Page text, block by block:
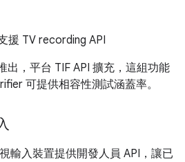
援 TV recording API
出，平台 TIF API 擴充，這組功能
可提供相容性測試涵蓋率。
輸入裝置提供開發人員 API，讓已